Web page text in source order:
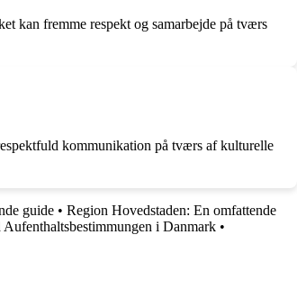
kan fremme respekt og samarbejde på tværs
kommunikation på tværs af kulturelle
guide • Region Hovedstaden: En omfattende
i Danmark •